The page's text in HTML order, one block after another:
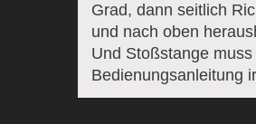
Grad, dann seitlich
und nach oben
Und Stoßstange
Bedienungsanleitung